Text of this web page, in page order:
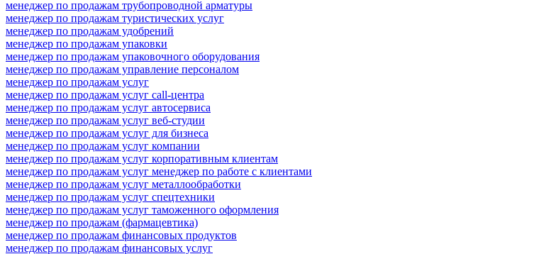
менеджер по продажам трубопроводной арматуры
менеджер по продажам туристических услуг
менеджер по продажам удобрений
менеджер по продажам упаковки
менеджер по продажам упаковочного оборудования
менеджер по продажам управление персоналом
менеджер по продажам услуг
менеджер по продажам услуг call-центра
менеджер по продажам услуг автосервиса
менеджер по продажам услуг веб-студии
менеджер по продажам услуг для бизнеса
менеджер по продажам услуг компании
менеджер по продажам услуг корпоративным клиентам
менеджер по продажам услуг менеджер по работе с клиентами
менеджер по продажам услуг металлообработки
менеджер по продажам услуг спецтехники
менеджер по продажам услуг таможенного оформления
менеджер по продажам (фармацевтика)
менеджер по продажам финансовых продуктов
менеджер по продажам финансовых услуг